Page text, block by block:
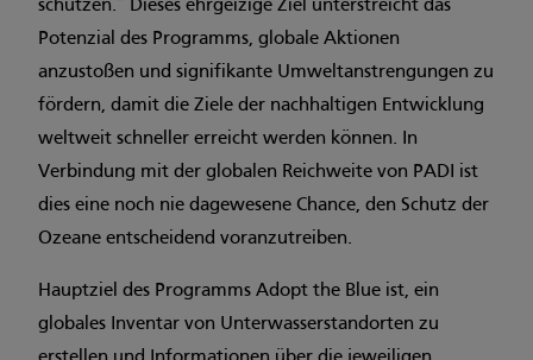
schützen.“ Dieses ehrgeizige Ziel unterstreicht das
Potenzial des Programms, globale Aktionen
anzustoßen und signifikante Umweltanstrengungen zu
fördern, damit die Ziele der nachhaltigen Entwicklung
weltweit schneller erreicht werden können. In
Verbindung mit der globalen Reichweite von PADI ist
dies eine noch nie dagewesene Chance, den Schutz der
Ozeane entscheidend voranzutreiben.
Hauptziel des Programms Adopt the Blue ist, ein
globales Inventar von Unterwasserstandorten zu